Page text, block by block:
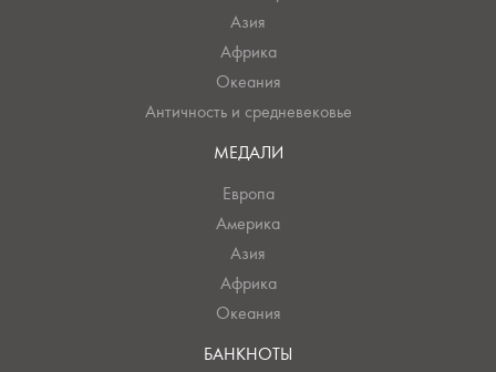
Азия
Африка
Океания
Античность и средневековье
МЕДАЛИ
Европа
Америка
Азия
Африка
Океания
БАНКНОТЫ